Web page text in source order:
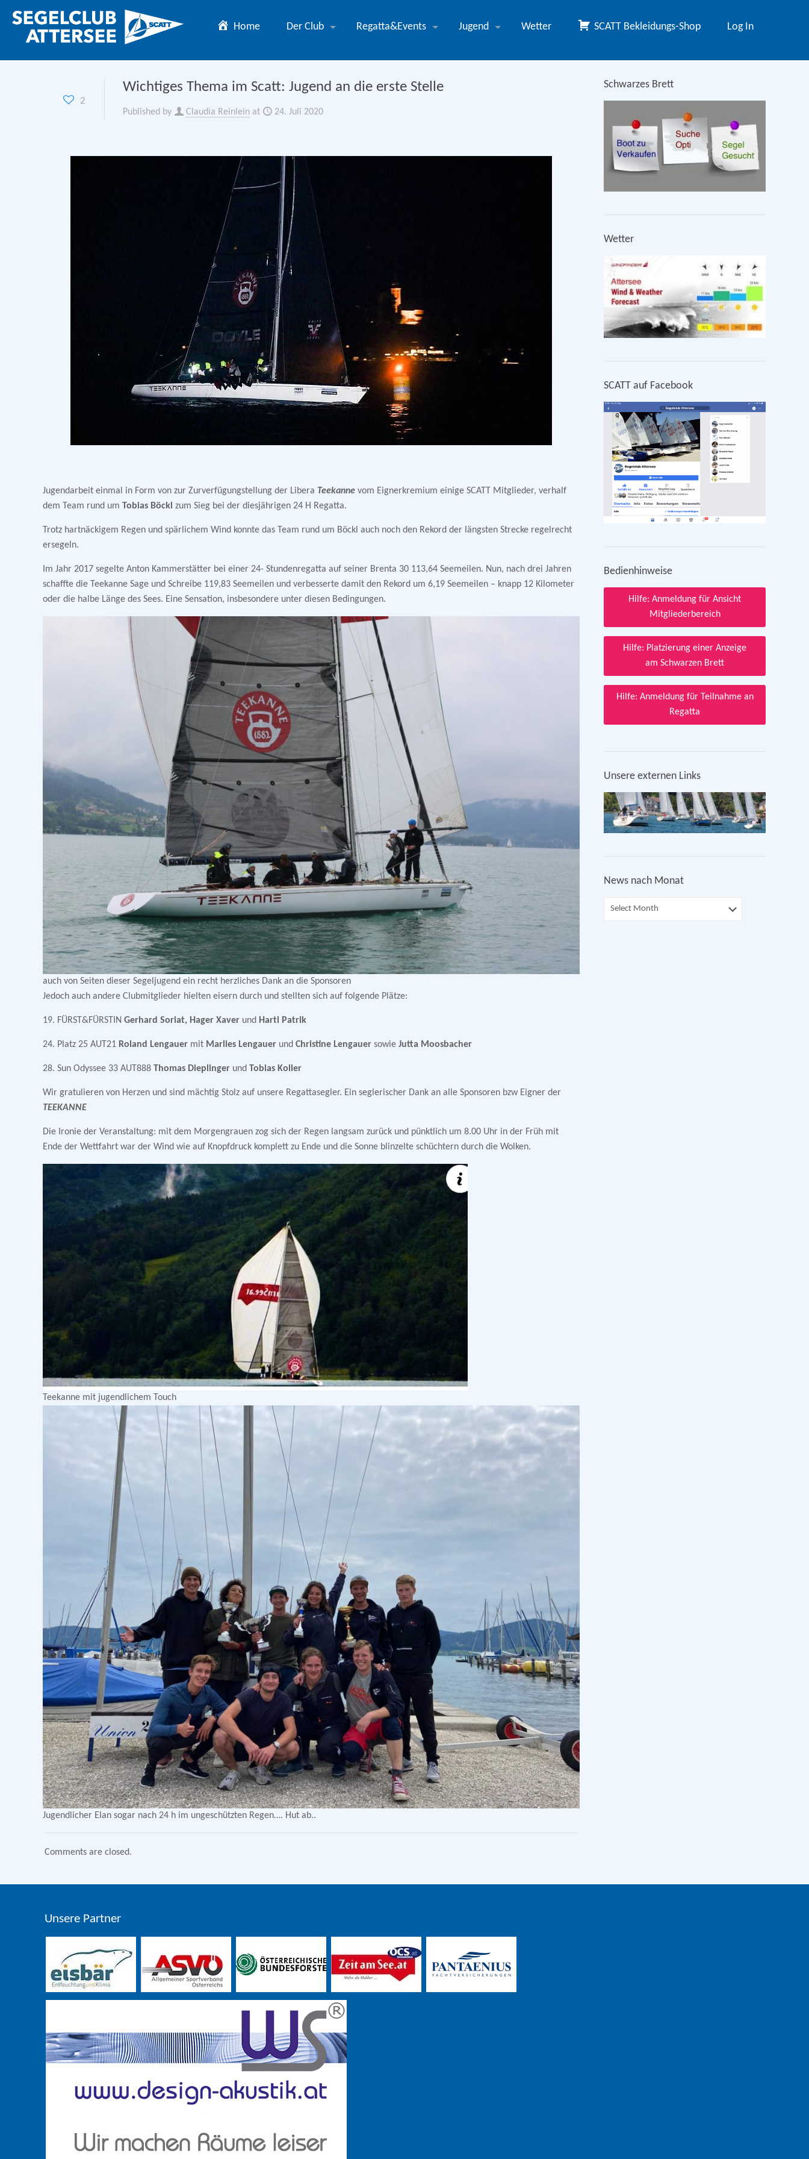
Home Der Club Regatta&Events Jugend Wetter SCATT Bekleidungs-Shop Log In
2
Wichtiges Thema im Scatt: Jugend an die erste Stelle
Published by Claudia Reinlein at 24. Juli 2020
Jugendarbeit einmal in Form von zur Zurverfügungstellung der Libera Teekannevom Eignerkremium einige SCATT Mitglieder, verhalf
dem Team rund umTobias Böckl zum Sieg bei der diesjährigen 24 H Regatta.
Trotz hartnäckigem Regen und spärlichem Wind konnte das Team rund um Böckl auch noch den Rekord der längsten Strecke regelrecht
ersegeln.
Im Jahr 2017 segelte Anton Kammerstätter bei einer 24- Stundenregatta auf seiner Brenta 30 113,64 Seemeilen. Nun, nach drei Jahren
schaffte die Teekanne Sage und Schreibe 119,83 Seemeilen und verbesserte damit den Rekord um 6,19 Seemeilen – knapp 12 Kilometer
oder die halbe Länge des Sees. Eine Sensation, insbesondere unter diesen Bedingungen.
auch von Seiten dieser Segeljugend ein recht herzliches Dank an die Sponsoren
Jedoch auch andere Clubmitglieder hielten eisern durch und stellten sich auf folgende Plätze:
19. FÜRST&FÜRSTINGerhard Soriat, Hager Xaver und Hartl Patrik
24. Platz 25 AUT21 Roland Lengauer mit Marlies Lengauer undChristine Lengauer sowieJutta Moosbacher
28. Sun Odyssee 33 AUT888Thomas Dieplinger undTobias Koller
Wir gratulieren von Herzen und sind mächtig Stolz auf unsere Regattasegler. Ein seglerischer Dank an alle Sponsoren bzw Eigner der
TEEKANNE
Die Ironie der Veranstaltung: mit dem Morgengrauen zog sich der Regen langsam zurück und pünktlich um 8.00 Uhr in der Früh mit
Ende der Wettfahrt war der Wind wie auf Knopfdruck komplett zu Ende und die Sonne blinzelte schüchtern durch die Wolken.
Teekanne mit jugendlichem Touch
Jugendlicher Elan sogar nach 24 h im ungeschützten Regen…. Hut ab..
Comments are closed.
Schwarzes Brett
Wetter
SCATT auf Facebook
Bedienhinweise
Hilfe: Anmeldung für Ansicht
Mitgliederbereich
Hilfe: Platzierung einer Anzeige
am Schwarzen Brett
Hilfe: Anmeldung für Teilnahme an
Regatta
Unsere externen Links
News nach Monat
Unsere Partner